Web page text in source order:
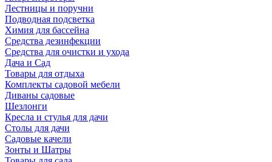
Лестницы и поручни
Подводная подсветка
Химия для бассейна
Средства дезинфекции
Средства для очистки и ухода
Дача и Сад
Товары для отдыха
Комплекты садовой мебели
Диваны садовые
Шезлонги
Кресла и стулья для дачи
Столы для дачи
Садовые качели
Зонты и Шатры